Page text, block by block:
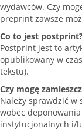
wydawców. Czy
preprint zawsze
Co to jest
Postprint jest to
opublikowany w
tekstu).
Czy mogę
Należy sprawdzić w
wobec
instytucjonalnych i/